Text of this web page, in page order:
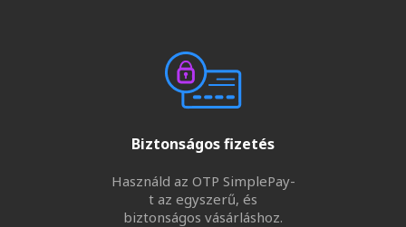
Biztonságos fizetés
Használd az OTP SimplePay-
t az egyszerű, és
biztonságos vásárláshoz.